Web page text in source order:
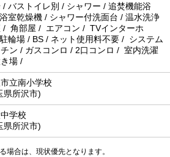
/ バストイレ別 / シャワー / 追焚機能浴
室乾燥機 / シャワー付洗面台 / 温水洗浄
/ 角部屋 / エアコン / TVインターホ
輪場 / BS / ネット使用料不要 / システム
ン / ガスコンロ / 2口コンロ / 室内洗濯
場 /
立南小学校
県所沢市)
学校
県所沢市)
合は、現状優先となります。